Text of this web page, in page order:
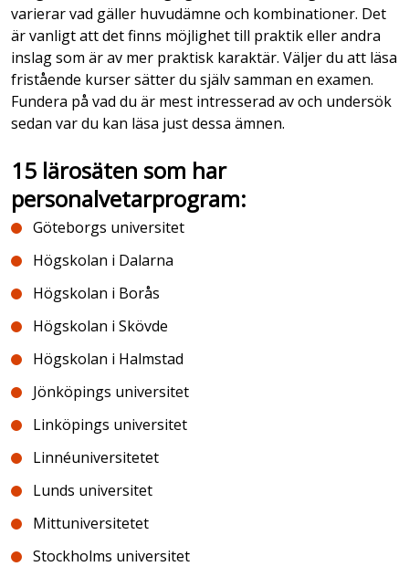
varierar vad gäller huvudämne och kombinationer. Det
är vanligt att det finns möjlighet till praktik eller andra
inslag som är av mer praktisk karaktär. Väljer du att läsa
fristående kurser sätter du själv samman en examen.
Fundera på vad du är mest intresserad av och undersök
sedan var du kan läsa just dessa ämnen.
15 lärosäten som har
personalvetarprogram:
Göteborgs universitet
Högskolan i Dalarna
Högskolan i Borås
Högskolan i Skövde
Högskolan i Halmstad
Jönköpings universitet
Linköpings universitet
Linnéuniversitetet
Lunds universitet
Mittuniversitetet
Stockholms universitet